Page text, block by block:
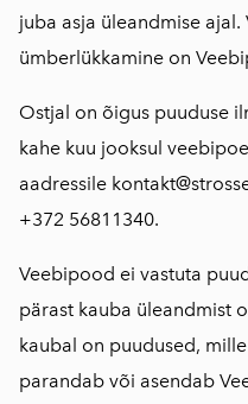
juba asja üleandmise ajal.
ümberlükkamine on
Ostjal on õigus puuduse
kahe kuu jooksul
aadressile
+372 56811340.
Veebipood ei vastuta
pärast kauba üleandmist
kaubal on puudused,
parandab või asendab